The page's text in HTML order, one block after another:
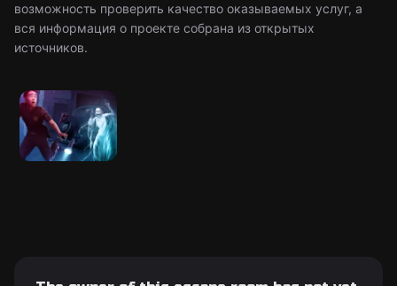
возможность проверить качество оказываемых услуг, а
вся информация о проекте собрана из открытых
источников.